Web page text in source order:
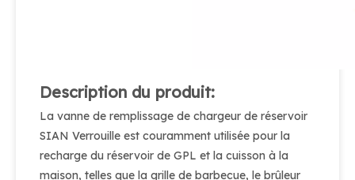
Description du produit:
La vanne de remplissage de chargeur de réservoir
SIAN Verrouille est couramment utilisée pour la
recharge du réservoir de GPL et la cuisson à la
maison, telles que la grille de barbecue, le brûleur